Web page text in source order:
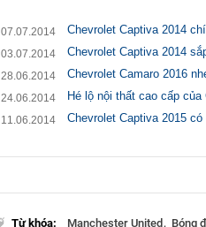
07.07.2014 Chevrolet Captiva 2014
03.07.2014 Chevrolet Captiva 2014
28.06.2014 Chevrolet Camaro 2016
24.06.2014 Hé lộ nội thất cao cấp của
11.06.2014 Chevrolet Captiva 2015
Từ khóa: Manchester United Bóng